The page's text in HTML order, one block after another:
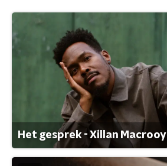
Het gesprek - Xillan Macrooy